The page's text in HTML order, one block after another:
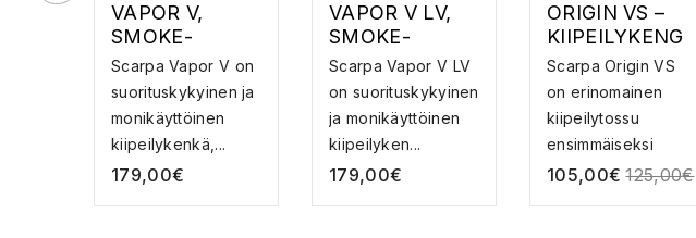
VAPOR V,
SMOKE-
YELLOW
Scarpa Vapor V on
suorituskykyinen ja
monikäyttöinen
kiipeilykenkä,...
179,00€
VAPOR V LV,
SMOKE-
CORAL
Scarpa Vapor V LV
on suorituskykyinen
ja monikäyttöinen
kiipeilyken...
179,00€
ORIGIN VS –
KIIPEILYKENG
ÄT
Scarpa Origin VS
on erinomainen
kiipeilytossu
ensimmäiseksi
kengäks...
105,00€ 125,00€